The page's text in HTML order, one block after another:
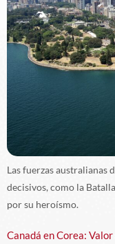
Las fuerzas australianas
decisivos, como la
por su heroísmo.
Canadá en Corea: